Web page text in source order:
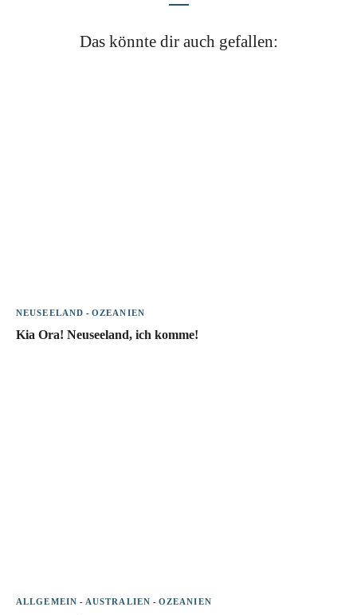
Das könnte dir auch gefallen:
NEUSEELAND - OZEANIEN
Kia Ora! Neuseeland, ich komme!
ALLGEMEIN - AUSTRALIEN - OZEANIEN